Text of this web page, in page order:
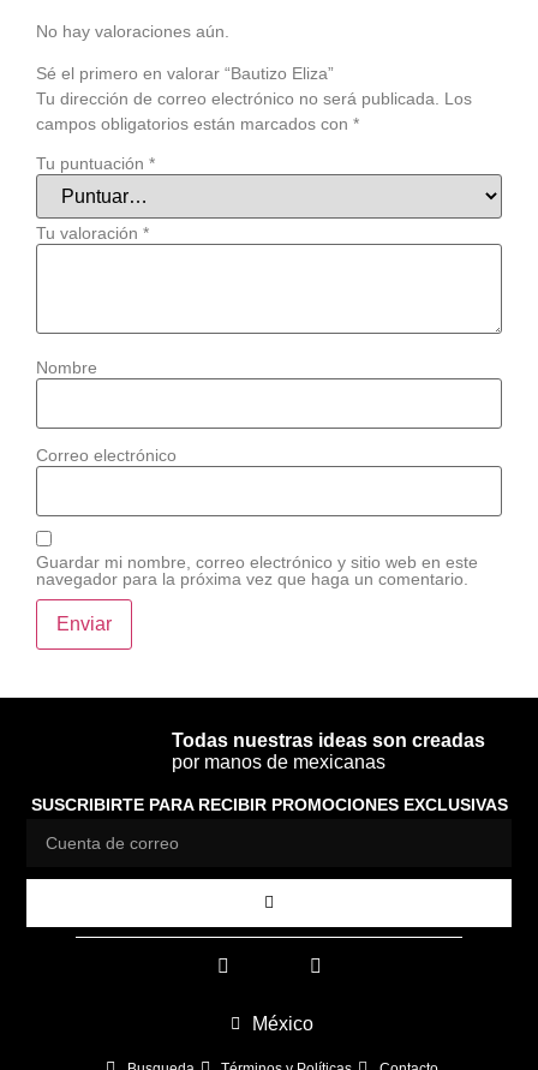
No hay valoraciones aún.
Sé el primero en valorar “Bautizo Eliza”
Tu dirección de correo electrónico no será publicada. Los
campos obligatorios están marcados con *
Tu puntuación *
Tu valoración *
Nombre
Correo electrónico
Guardar mi nombre, correo electrónico y sitio web en este
navegador para la próxima vez que haga un comentario.
Todas nuestras ideas son creadas
por manos de mexicanas
SUSCRIBIRTE PARA RECIBIR PROMOCIONES EXCLUSIVAS
México